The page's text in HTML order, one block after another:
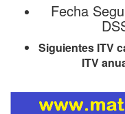
Fecha
Siguientes ITV
ITV